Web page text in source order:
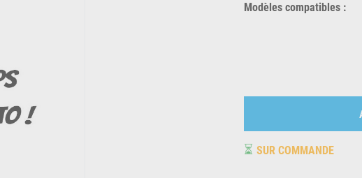
Modèles compatibles :
⏳ SUR COMMANDE